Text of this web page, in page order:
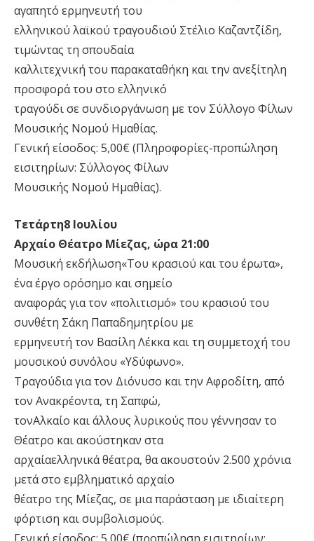
αγαπητό ερμηνευτή του
ελληνικού λαϊκού τραγουδιού Στέλιο Καζαντζίδη,
τιμώντας τη σπουδαία
καλλιτεχνική του παρακαταθήκη και την ανεξίτηλη
προσφορά του στο ελληνικό
τραγούδι σε συνδιοργάνωση με τον Σύλλογο Φίλων
Μουσικής Νομού Ημαθίας.
Γενική είσοδος: 5,00€ (Πληροφορίες-προπώληση
εισιτηρίων: Σύλλογος Φίλων
Μουσικής Νομού Ημαθίας).
Τετάρτη8 Ιουλίου
Αρχαίο Θέατρο Μίεζας, ώρα 21:00
Μουσική εκδήλωση«Του κρασιού και του έρωτα»,
ένα έργο ορόσημο και σημείο
αναφοράς για τον «πολιτισμό» του κρασιού του
συνθέτη Σάκη Παπαδημητρίου με
ερμηνευτή τον Βασίλη Λέκκα και τη συμμετοχή του
μουσικού συνόλου «Υδύφωνο».
Τραγούδια για τον Διόνυσο και την Αφροδίτη, από
τον Ανακρέοντα, τη Σαπφώ,
τονΑλκαίο και άλλους λυρικούς που γέννησαν το
Θέατρο και ακούστηκαν στα
αρχαίαελληνικά θέατρα, θα ακουστούν 2.500 χρόνια
μετά στο εμβληματικό αρχαίο
θέατρο της Μίεζας, σε μια παράσταση με ιδιαίτερη
φόρτιση και συμβολισμούς.